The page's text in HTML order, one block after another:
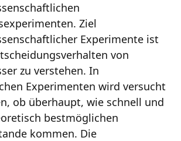
Ziel
Experimente ist
von
zu verstehen. In
Experimenten wird versucht
ob überhaupt, wie schnell und
bestmöglichen
kommen. Die